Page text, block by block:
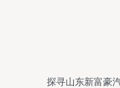
探寻山东新富豪